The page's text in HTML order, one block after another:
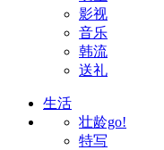
影视
音乐
韩流
送礼
生活
壮龄go!
特写